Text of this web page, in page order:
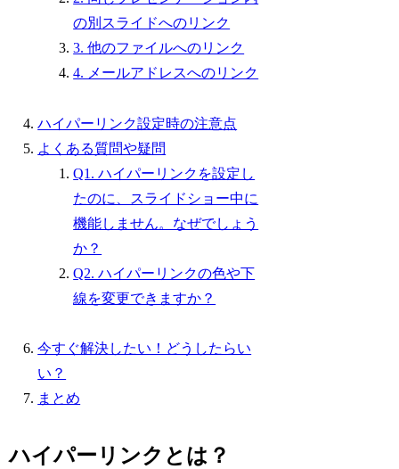
の別スライドへのリンク
3. 他のファイルへのリンク
4. メールアドレスへのリンク
ハイパーリンク設定時の注意点
よくある質問や疑問
Q1. ハイパーリンクを設定し
たのに、スライドショー中に
機能しません。なぜでしょう
か？
Q2. ハイパーリンクの色や下
線を変更できますか？
今すぐ解決したい！どうしたらい
い？
まとめ
ハイパーリンクとは？